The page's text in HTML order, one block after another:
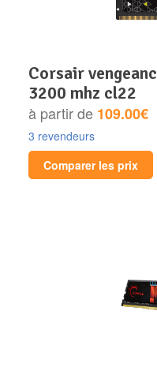
corsair vengeance so-dimm ddr4 16 go
3200 mhz cl22
à partir de 109.00€
3 revendeurs
Comparer les prix